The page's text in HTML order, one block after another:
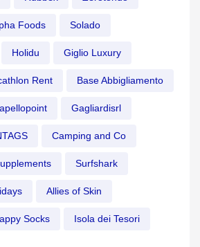
Foods Solado
Holidu Giglio Luxury
Rent Base Abbigliamento
Gagliardisrl
Camping and Co
Surfshark
Allies of Skin
Socks Isola dei Tesori